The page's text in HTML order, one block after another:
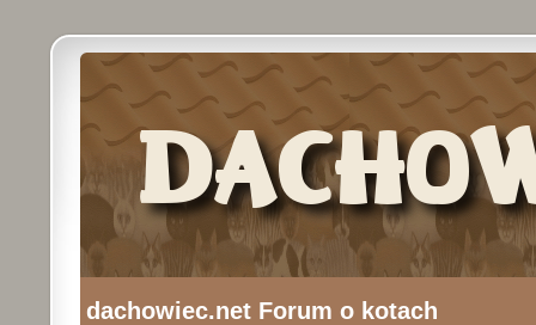
dachowiec.net Forum o kotach